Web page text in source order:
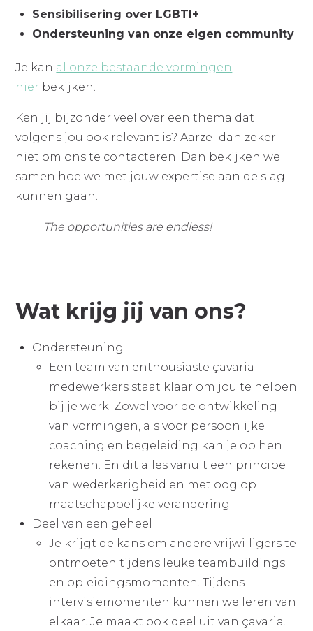
Sensibilisering over LGBTI+
Ondersteuning van onze eigen community
Je kan al onze bestaande vormingen
hier bekijken.
Ken jij bijzonder veel over een thema dat
volgens jou ook relevant is? Aarzel dan zeker
niet om ons te contacteren. Dan bekijken we
samen hoe we met jouw expertise aan de slag
kunnen gaan.
The opportunities are endless!
Wat krijg jij van ons?
Ondersteuning
Een team van enthousiaste çavaria
medewerkers staat klaar om jou te helpen
bij je werk. Zowel voor de ontwikkeling
van vormingen, als voor persoonlijke
coaching en begeleiding kan je op hen
rekenen. En dit alles vanuit een principe
van wederkerigheid en met oog op
maatschappelijke verandering.
Deel van een geheel
Je krijgt de kans om andere vrijwilligers te
ontmoeten tijdens leuke teambuildings
en opleidingsmomenten. Tijdens
intervisiemomenten kunnen we leren van
elkaar. Je maakt ook deel uit van çavaria.